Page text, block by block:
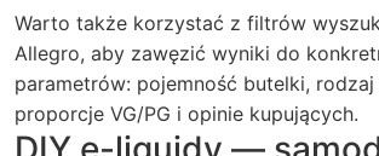
Warto także korzystać z filtrów
Allegro, aby zawęzić wyniki do
parametrów: pojemność butelki, rodzaj
proporcje VG/PG i opinie kupujących.